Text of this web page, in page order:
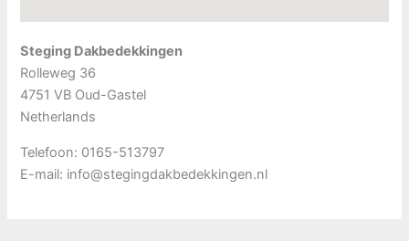
Steging Dakbedekkingen
Rolleweg 36
4751 VB Oud-Gastel
Netherlands
Telefoon: 0165-513797
E-mail: info@stegingdakbedekkingen.nl